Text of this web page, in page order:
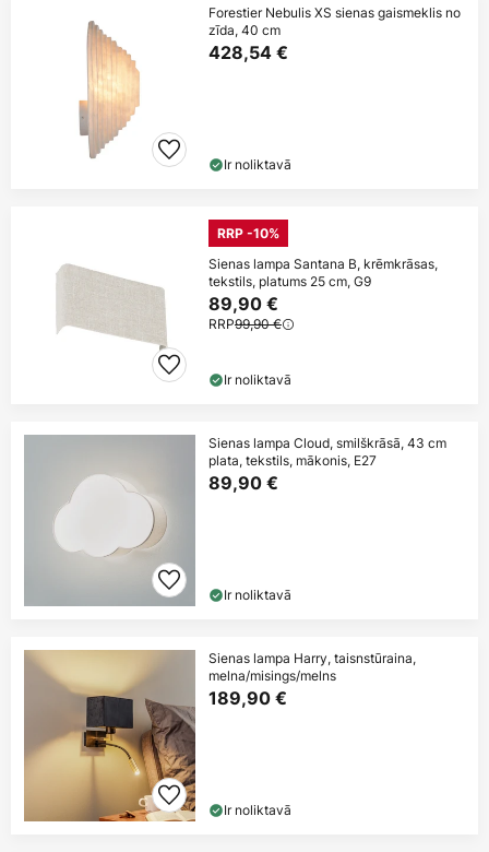
Forestier Nebulis XS sienas gaismeklis no
zīda, 40 cm
428,54 €
Ir noliktavā
RRP -10%
Sienas lampa Santana B, krēmkrāsas,
tekstils, platums 25 cm, G9
89,90 €
RRP99,90 €
Ir noliktavā
Sienas lampa Cloud, smilškrāsā, 43 cm
plata, tekstils, mākonis, E27
89,90 €
Ir noliktavā
Sienas lampa Harry, taisnstūraina,
melna/misings/melns
189,90 €
Ir noliktavā